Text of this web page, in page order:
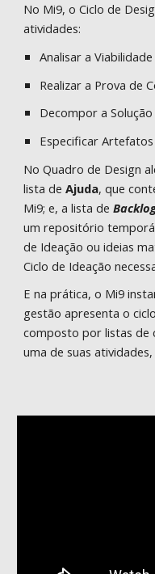
No Mi9, o Ciclo de
atividades:
Analisar a
Realizar a Prova de
Decompor a Solução
Especificar Artefatos
No Quadro de Design
lista deAjuda, que
Mi9; e, a lista de
um repositório
de Ideação ou ideias
Ciclo de Ideação
E na prática, o Mi9
gestão apresenta o
composto por listas de
uma de suas